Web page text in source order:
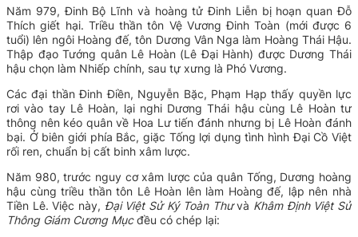
Năm 979, Đinh Bộ Lĩnh và hoàng tử Đinh Liễn bị hoạn quan Đỗ
Thích giết hại. Triều thần tôn Vệ Vương Đinh Toàn (mới được 6
tuổi) lên ngôi Hoàng đế, tôn Dương Vân Nga làm Hoàng Thái Hậu.
Thập đạo Tướng quân Lê Hoàn (Lê Đại Hành) được Dương Thái
hậu chọn làm Nhiếp chính, sau tự xưng là Phó Vương.
Các đại thần Đinh Điền, Nguyễn Bặc, Phạm Hạp thấy quyền lực
rơi vào tay Lê Hoàn, lại nghi Dương Thái hậu cùng Lê Hoàn tư
thông nên kéo quân về Hoa Lư tiến đánh nhưng bị Lê Hoàn đánh
bại. Ở biên giới phía Bắc, giặc Tống lợi dụng tình hình Đại Cồ Việt
rối ren, chuẩn bị cất binh xâm lược.
Năm 980, trước nguy cơ xâm lược của quân Tống, Dương hoàng
hậu cùng triều thần tôn Lê Hoàn lên làm Hoàng đế, lập nên nhà
Tiền Lê. Việc này, Đại Việt Sử Ký Toàn Thưvà Khâm Định Việt Sử
Thông Giám Cương Mụcđều có chép lại: